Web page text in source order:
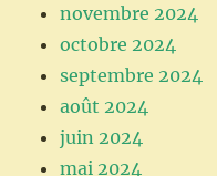
novembre 2024
octobre 2024
septembre 2024
août 2024
juin 2024
mai 2024